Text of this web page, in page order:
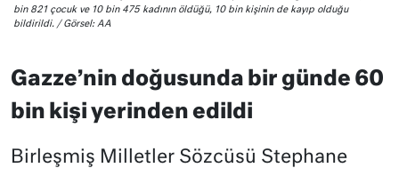
bin 821 çocuk ve 10 bin 475 kadının öldüğü, 10 bin kişinin de kayıp olduğu
bildirildi. / Görsel: AA
Gazze’nin doğusunda bir günde 60
bin kişi yerinden edildi
Birleşmiş Milletler Sözcüsü Stephane